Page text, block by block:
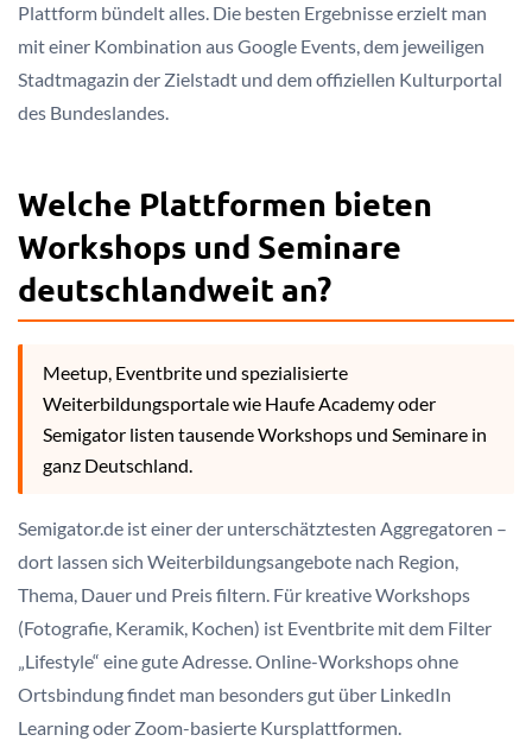
Plattform bündelt alles. Die besten Ergebnisse erzielt man
mit einer Kombination aus Google Events, dem jeweiligen
Stadtmagazin der Zielstadt und dem offiziellen Kulturportal
des Bundeslandes.
Welche Plattformen bieten
Workshops und Seminare
deutschlandweit an?
Meetup, Eventbrite und spezialisierte
Weiterbildungsportale wie Haufe Academy oder
Semigator listen tausende Workshops und Seminare in
ganz Deutschland.
Semigator.de ist einer der unterschätztesten Aggregatoren –
dort lassen sich Weiterbildungsangebote nach Region,
Thema, Dauer und Preis filtern. Für kreative Workshops
(Fotografie, Keramik, Kochen) ist Eventbrite mit dem Filter
„Lifestyle“ eine gute Adresse. Online-Workshops ohne
Ortsbindung findet man besonders gut über LinkedIn
Learning oder Zoom-basierte Kursplattformen.